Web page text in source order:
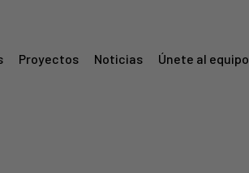
Proyectos Noticias Únete al equipo